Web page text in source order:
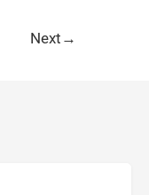
Next →